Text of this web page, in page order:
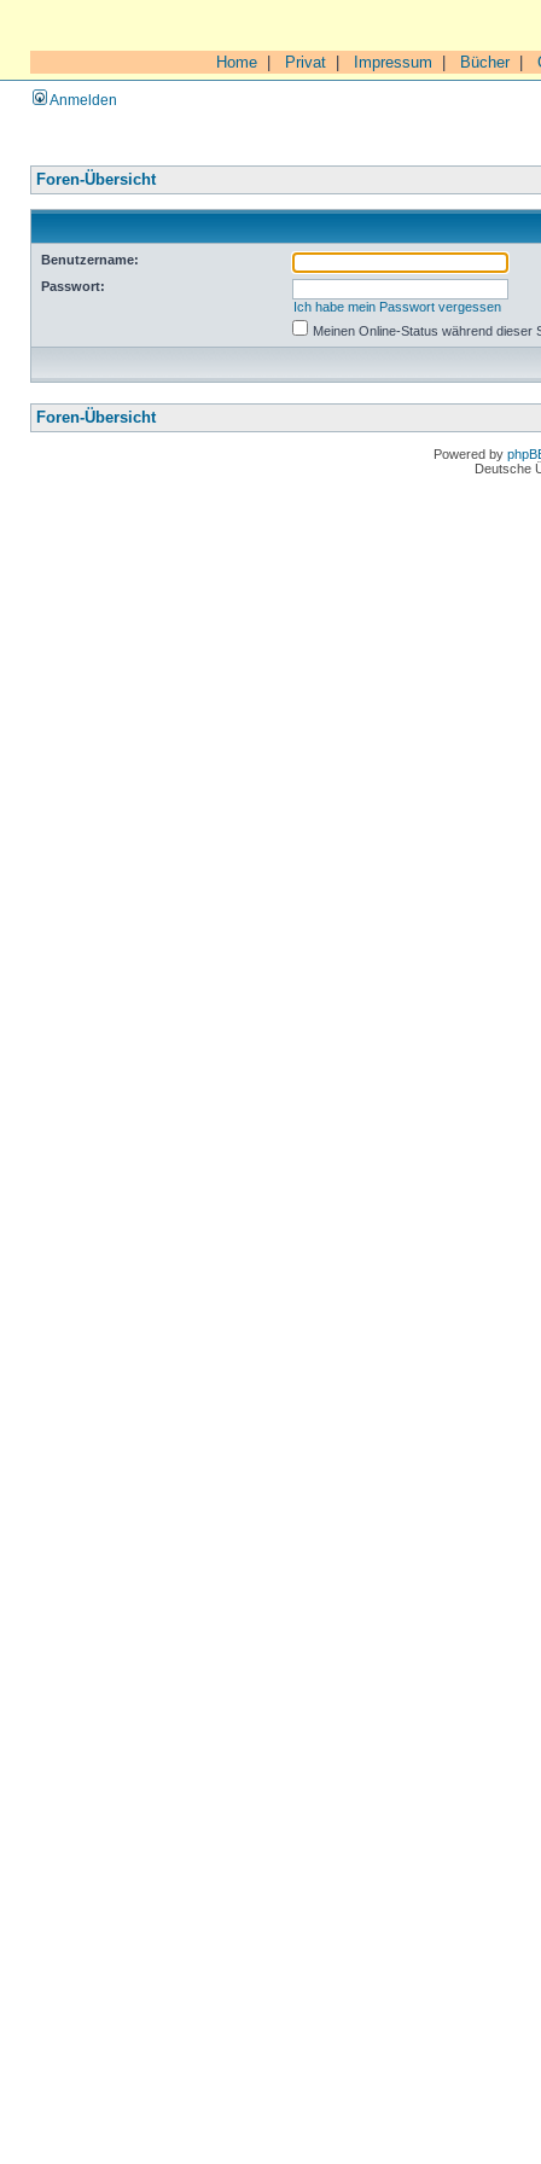
Home Privat Impressum Bücher|
Anmelden
Foren-Übersicht
Benutzername:
Passwort:
Ich habe mein Passwort vergessen
Meinen Online-Status während dieser
Foren-Übersicht
Powered by
Deutsche